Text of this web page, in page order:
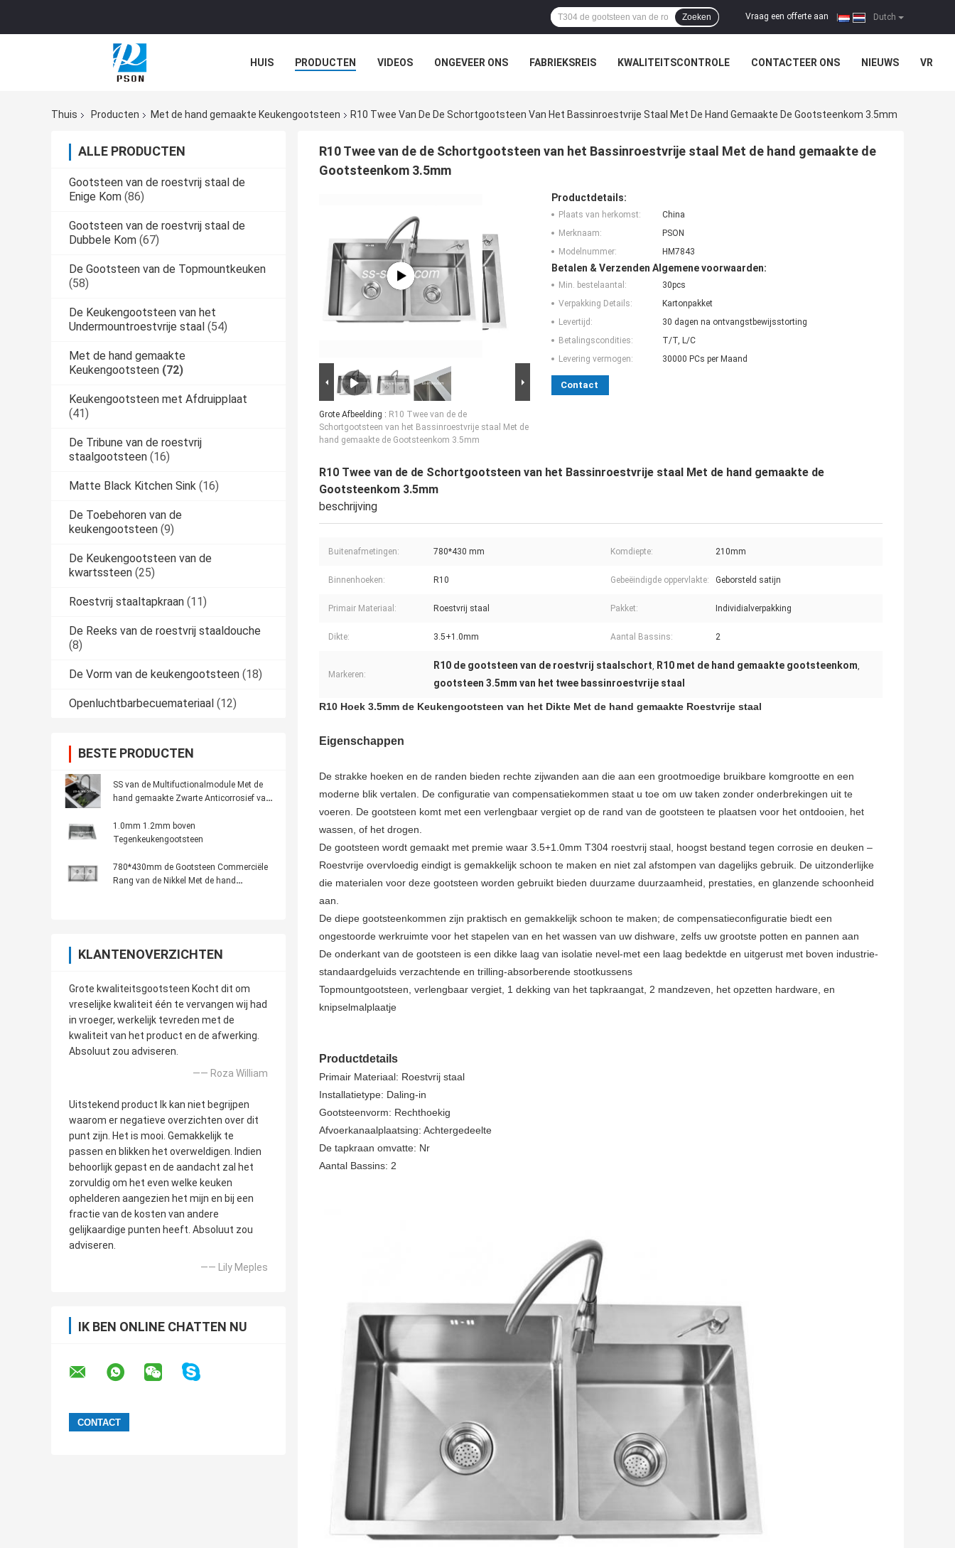
Dutch
Vraag een offerte aan
Zoeken
HUIS PRODUCTEN VIDEOS ONGEVEER ONS FABRIEKSREIS KWALITEITSCONTROLE CONTACTEER ONS NIEUWS VR
Thuis Producten Met de hand gemaakte Keukengootsteen R10 Twee Van De De Schortgootsteen Van Het Bassinroestvrije Staal Met De Hand Gemaakte De Gootsteenkom 3.5mm
ALLE PRODUCTEN
Gootsteen van de roestvrij staal de
Enige Kom (86)
Gootsteen van de roestvrij staal de
Dubbele Kom (67)
De Gootsteen van de Topmountkeuken
(58)
De Keukengootsteen van het
Undermountroestvrije staal (54)
Met de hand gemaakte
Keukengootsteen (72)
Keukengootsteen met Afdruipplaat
(41)
De Tribune van de roestvrij
staalgootsteen (16)
Matte Black Kitchen Sink (16)
De Toebehoren van de
keukengootsteen (9)
De Keukengootsteen van de
kwartssteen (25)
Roestvrij staaltapkraan (11)
De Reeks van de roestvrij staaldouche
(8)
De Vorm van de keukengootsteen (18)
Openluchtbarbecuemateriaal (12)
BESTE PRODUCTEN
SS van de Multifuctionalmodule Met de
hand gemaakte Zwarte Anticorrosief van
1.0mm 1.2mm boven
Tegenkeukengootsteen
780*430mm de Gootsteen Commerciële
Rang van de Nikkel Met de hand
KLANTENOVERZICHTEN
Grote kwaliteitsgootsteen Kocht dit om
vreselijke kwaliteit één te vervangen wij had
in vroeger, werkelijk tevreden met de
kwaliteit van het product en de afwerking.
Absoluut zou adviseren.
—— Roza William
Uitstekend product Ik kan niet begrijpen
waarom er negatieve overzichten over dit
punt zijn. Het is mooi. Gemakkelijk te
passen en blikken het overweldigen. Indien
behoorlijk gepast en de aandacht zal het
zorvuldig om het even welke keuken
ophelderen aangezien het mijn en bij een
fractie van de kosten van andere
gelijkaardige punten heeft. Absoluut zou
adviseren.
—— Lily Meples
IK BEN ONLINE CHATTEN NU
R10 Twee van de de Schortgootsteen van het Bassinroestvrije staal Met de hand gemaakte de
Gootsteenkom 3.5mm
Grote Afbeelding : R10 Twee van de de
Schortgootsteen van het Bassinroestvrije staal Met de
hand gemaakte de Gootsteenkom 3.5mm
Productdetails:
Plaats van herkomst:
China
Merknaam:
PSON
Modelnummer:
HM7843
Betalen & Verzenden Algemene voorwaarden:
Min. bestelaantal:
30pcs
Verpakking Details:
Kartonpakket
Levertijd:
30 dagen na ontvangstbewijsstorting
Betalingscondities:
T/T, L/C
Levering vermogen:
30000 PCs per Maand
Contact
R10 Twee van de de Schortgootsteen van het Bassinroestvrije staal Met de hand gemaakte de
Gootsteenkom 3.5mm
beschrijving
Buitenafmetingen: 780*430 mm Komdiepte: 210mm
Binnenhoeken: R10 Gebeëindigde oppervlakte: Geborsteld satijn
Primair Materiaal: Roestvrij staal Pakket: Individialverpakking
Dikte: 3.5+1.0mm Aantal Bassins: 2
Markeren:
R10 de gootsteen van de roestvrij staalschort, R10 met de hand gemaakte gootsteenkom,
gootsteen 3.5mm van het twee bassinroestvrije staal
R10 Hoek 3.5mm de Keukengootsteen van het Dikte Met de hand gemaakte Roestvrije staal
Eigenschappen
De strakke hoeken en de randen bieden rechte zijwanden aan die aan een grootmoedige bruikbare komgrootte en een
moderne blik vertalen. De configuratie van compensatiekommen staat u toe om uw taken zonder onderbrekingen uit te
voeren. De gootsteen komt met een verlengbaar vergiet op de rand van de gootsteen te plaatsen voor het ontdooien, het
wassen, of het drogen.
De gootsteen wordt gemaakt met premie waar 3.5+1.0mm T304 roestvrij staal, hoogst bestand tegen corrosie en deuken –
Roestvrije overvloedig eindigt is gemakkelijk schoon te maken en niet zal afstompen van dagelijks gebruik. De uitzonderlijke
die materialen voor deze gootsteen worden gebruikt bieden duurzame duurzaamheid, prestaties, en glanzende schoonheid
aan.
De diepe gootsteenkommen zijn praktisch en gemakkelijk schoon te maken; de compensatieconfiguratie biedt een
ongestoorde werkruimte voor het stapelen van en het wassen van uw dishware, zelfs uw grootste potten en pannen aan
De onderkant van de gootsteen is een dikke laag van isolatie nevel-met een laag bedektde en uitgerust met boven industrie-
standaardgeluids verzachtende en trilling-absorberende stootkussens
Topmountgootsteen, verlengbaar vergiet, 1 dekking van het tapkraangat, 2 mandzeven, het opzetten hardware, en
knipselmalplaatje
Productdetails
Primair Materiaal: Roestvrij staal
Installatietype: Daling-in
Gootsteenvorm: Rechthoekig
Afvoerkanaalplaatsing: Achtergedeelte
De tapkraan omvatte: Nr
Aantal Bassins: 2